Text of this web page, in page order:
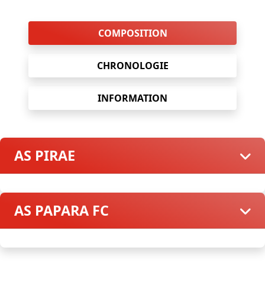
COMPOSITION
CHRONOLOGIE
INFORMATION
AS PIRAE
AS PAPARA FC